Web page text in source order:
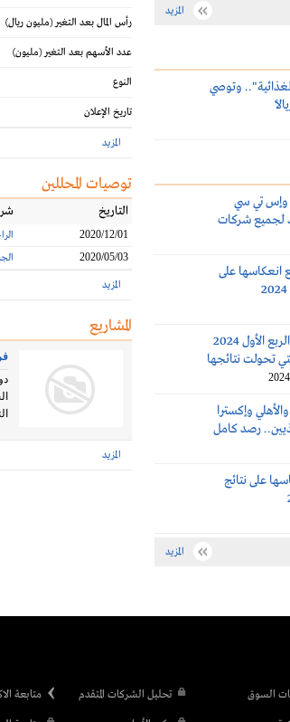
المزيد
وتوصي
2025: أرامكو وإس تي سي
لجميع شركات
انعكاسها على
أكثر الشركات ارتفاعاً وانخفاضاً للأرباح خلال الربع الأول 2024
التي تحولت نتائجها
2023: أرامكو والأهلي وإكسترا
رصد كامل
على نتائج
المزيد
رأس المال بعد التغير(مليون ريال)
عدد الأسهم بعد التغير(مليون)
النوع
تاريخ الإعلان
المزيد
توصيات المحللين
التاريخ
2020/12/01
2020/05/03
المزيد
المشاريع
المزيد
السوق تحليل الشركات المتقدم متابعة